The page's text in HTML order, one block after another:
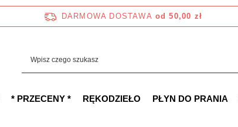
DARMOWA DOSTAWA od 50,00 zł
* PRZECENY * RĘKODZIEŁO PŁYN DO PRANIA